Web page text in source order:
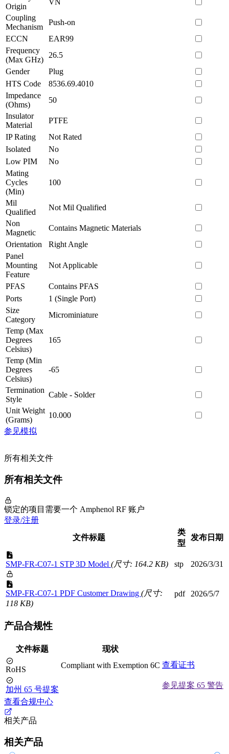
Origin
Coupling
Mechanism
Push-on
ECCN
EAR99
Frequency
(Max GHz)
26.5
Gender
Plug
HTS Code
8536.69.4010
Impedance
(Ohms)
50
Insulator
Material
PTFE
IP Rating
Not Rated
Isolated
No
Low PIM
No
Mating
Cycles
(Min)
100
Mil
Qualified
Not Mil Qualified
Non
Magnetic
Contains Magnetic Materials
Orientation
Right Angle
Panel
Mounting
Feature
Not Applicable
PFAS
Contains PFAS
Ports
1 (Single Port)
Size
Category
Microminiature
Temp (Max
Degrees
Celsius)
165
Temp (Min
Degrees
Celsius)
-65
Termination
Style
Cable - Solder
Unit Weight
(Grams)
10.000
参见模拟
所有相关文件
所有相关文件
锁定的项目需要一个 Amphenol RF 账户
登录/注册
文件标题
类
型
发布日期
SMP-FR-C07-1 STP 3D Model (尺寸: 164.2 KB) stp 2026/3/31
SMP-FR-C07-1 PDF Customer Drawing (尺寸:
118 KB)
pdf 2026/5/7
产品合规性
文件标题 现状
RoHS Compliant with Exemption 6C 查看证书
加州 65 号提案
参见提案 65 警告
查看合规中心
相关产品
相关产品